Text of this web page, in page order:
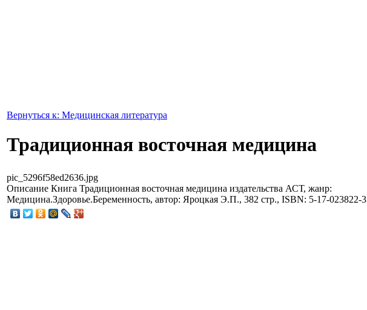
Вернуться к: Медицинская литература
Традиционная восточная медицина
pic_5296f58ed2636.jpg
Описание Книга Традиционная восточная медицина издательства АСТ, жанр:
Медицина.Здоровье.Беременность, автор: Яроцкая Э.П., 382 стр., ISBN: 5-17-023822-3